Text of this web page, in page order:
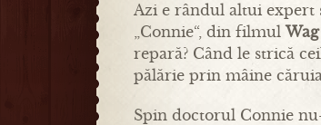
Azi e rândul altui expert
„Connie“, din filmul
repară? Când le strică
pălărie prin mâine
Spin doctorul Connie